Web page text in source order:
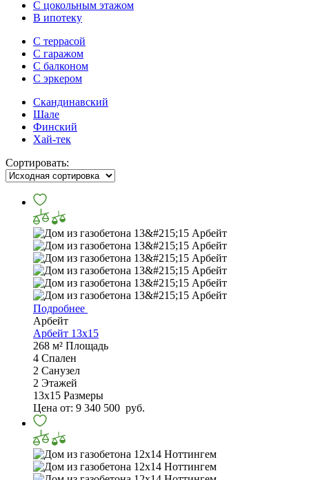
С цокольным этажом
В ипотеку
С террасой
С гаражом
С балконом
С эркером
Скандинавский
Шале
Финский
Хай-тек
Сортировать:
Подробнее
Арбейт
Арбейт 13x15
268 м² Площадь
4 Спален
2 Санузел
2 Этажей
13х15 Размеры
Цена от: 9 340 500 руб.